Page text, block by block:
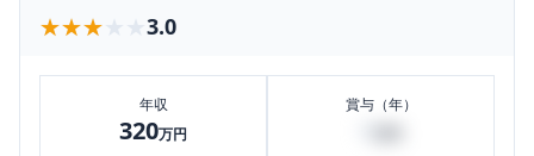
★★★★★
★★★★★ 3.0
年収
320万円
賞与（年）